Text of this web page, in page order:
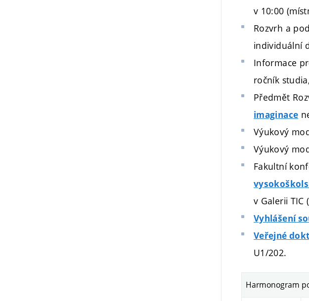
v 10:00
Rozvrh a
individuální
Informace
ročník
Předmět
imaginace
Výukový
Výukový
Fakultní
v Galerii TIC
Vyhlášení
Veřejné
U1/202.
Harmonogram